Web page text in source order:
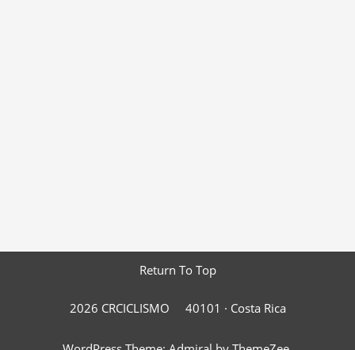
Return To Top
2026 CRCICLISMO 40101 · Costa Rica